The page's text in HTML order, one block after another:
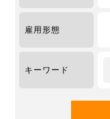
雇用形態
キーワード